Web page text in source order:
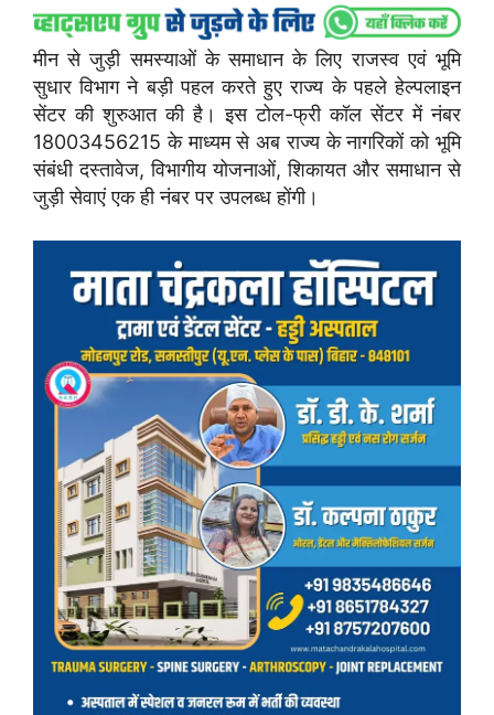
मीन से जुड़ी समस्याओं के समाधान के लिए राजस्व एवं भूमि
सुधार विभाग ने बड़ी पहल करते हुए राज्य के पहले हेल्पलाइन
सेंटर की शुरुआत की है। इस टोल-फ्री कॉल सेंटर में नंबर
18003456215 के माध्यम से अब राज्य के नागरिकों को भूमि
संबंधी दस्तावेज, विभागीय योजनाओं, शिकायत और समाधान से
जुड़ी सेवाएं एक ही नंबर पर उपलब्ध होंगी।